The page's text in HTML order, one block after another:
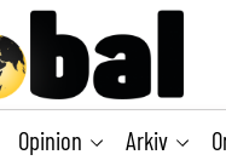
Opinion Arkiv